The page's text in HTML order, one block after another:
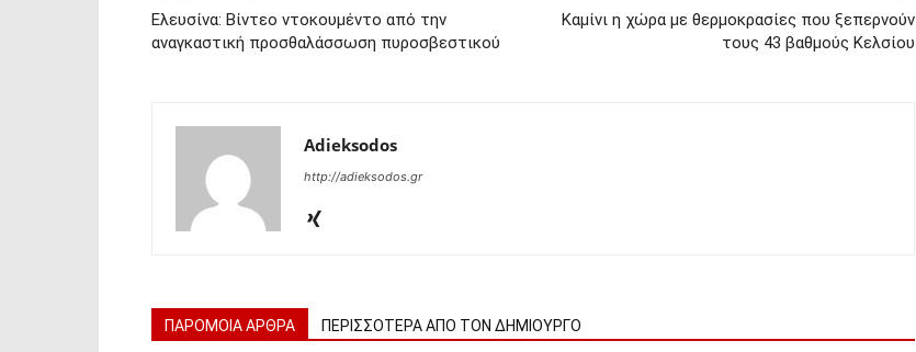
Ελευσίνα: Βίντεο ντοκουμέντο από την
αναγκαστική προσθαλάσσωση πυροσβεστικού
Καμίνι η χώρα με θερμοκρασίες που ξεπερνούν
τους 43 βαθμούς Κελσίου
Adieksodos
http://adieksodos.gr
ΠΑΡΟΜΟΙΑ ΑΡΘΡΑ ΠΕΡΙΣΣΟΤΕΡΑ ΑΠΟ ΤΟΝ ΔΗΜΙΟΥΡΓΟ